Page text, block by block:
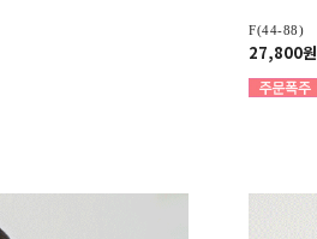
F(44-88)
27,800원